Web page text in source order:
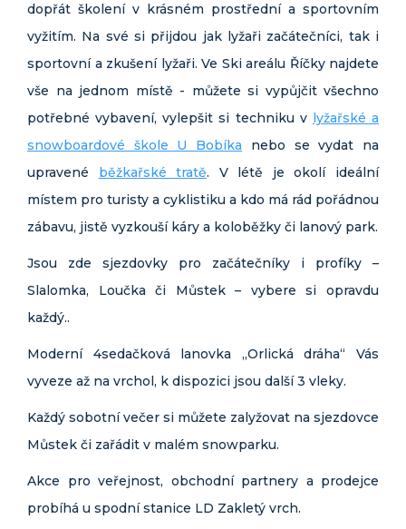
dopřát školení v krásném prostřední a sportovním
vyžitím. Na své si přijdou jak lyžaři začátečníci, tak i
sportovní a zkušení lyžaři. Ve Ski areálu Říčky najdete
vše na jednom místě - můžete si vypůjčit všechno
potřebné vybavení, vylepšit si techniku v lyžařské a
snowboardové škole U Bobíka nebo se vydat na
upravené běžkařské tratě. V létě je okolí ideální
místem pro turisty a cyklistiku a kdo má rád pořádnou
zábavu, jistě vyzkouší káry a koloběžky či lanový park.
Jsou zde sjezdovky pro začátečníky i profíky –
Slalomka, Loučka či Můstek – vybere si opravdu
každý..
Moderní 4sedačková lanovka „Orlická dráha“ Vás
vyveze až na vrchol, k dispozici jsou další 3 vleky.
Každý sobotní večer si můžete zalyžovat na sjezdovce
Můstek či zařádit v malém snowparku.
Akce pro veřejnost, obchodní partnery a prodejce
probíhá u spodní stanice LD Zakletý vrch.